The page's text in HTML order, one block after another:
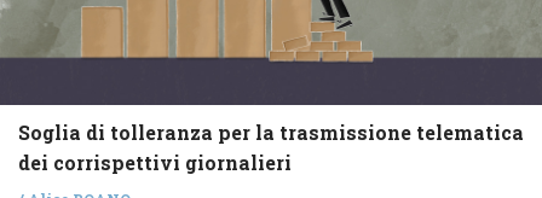
Soglia di tolleranza per la trasmissione telematica
dei corrispettivi giornalieri